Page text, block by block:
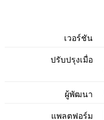
เวอร์ชัน
ปรับปรุงเมื่อ
ผู้พัฒนา
แพลตฟอร์ม